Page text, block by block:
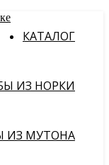
КАТАЛОГ
ИЗ НОРКИ
ИЗ МУТОНА